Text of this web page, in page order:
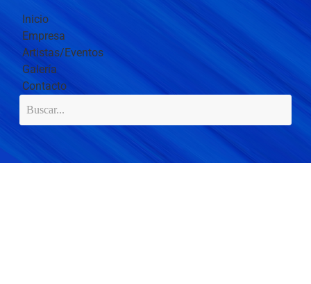
Inicio
Empresa
Artistas/Eventos
Galería
Contacto